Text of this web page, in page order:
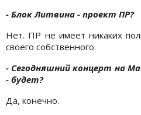
- Блок Литвина - проект ПР?
Нет. ПР не имеет никаких
своего собственного.
- Сегодняшний концерт на
- будет?
Да, конечно.